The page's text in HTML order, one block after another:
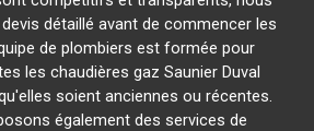
détaillé avant de commencer les
de plombiers est formée pour
les chaudières gaz Saunier Duval
soient anciennes ou récentes.
également des services de